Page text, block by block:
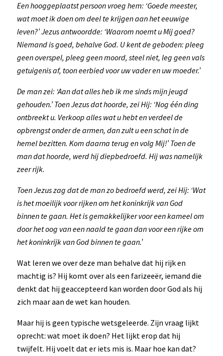
Een hooggeplaatst persoon vroeg hem: ‘Goede meester,
wat moet ik doen om deel te krijgen aan het eeuwige
leven?’ Jezus antwoordde: ‘Waarom noemt u Mij goed?
Niemand is goed, behalve God. U kent de geboden: pleeg
geen overspel, pleeg geen moord, steel niet, leg geen vals
getuigenis af, toon eerbied voor uw vader en uw moeder.’
De man zei: ‘Aan dat alles heb ik me sinds mijn jeugd
gehouden.’ Toen Jezus dat hoorde, zei Hij: ‘Nog één ding
ontbreekt u. Verkoop alles wat u hebt en verdeel de
opbrengst onder de armen, dan zult u een schat in de
hemel bezitten. Kom daarna terug en volg Mij!’ Toen de
man dat hoorde, werd hij diepbedroefd. Hij was namelijk
zeer rijk.
Toen Jezus zag dat de man zo bedroefd werd, zei Hij: ‘Wat
is het moeilijk voor rijken om het koninkrijk van God
binnen te gaan. Het is gemakkelijker voor een kameel om
door het oog van een naald te gaan dan voor een rijke om
het koninkrijk van God binnen te gaan.’
Wat leren we over deze man behalve dat hij rijk en
machtig is? Hij komt over als een farizeeër, iemand die
denkt dat hij geaccepteerd kan worden door God als hij
zich maar aan de wet kan houden.
Maar hij is geen typische wetsgeleerde. Zijn vraag lijkt
oprecht: wat moet ik doen? Het lijkt erop dat hij
twijfelt. Hij voelt dat er iets mis is. Maar hoe kan dat?